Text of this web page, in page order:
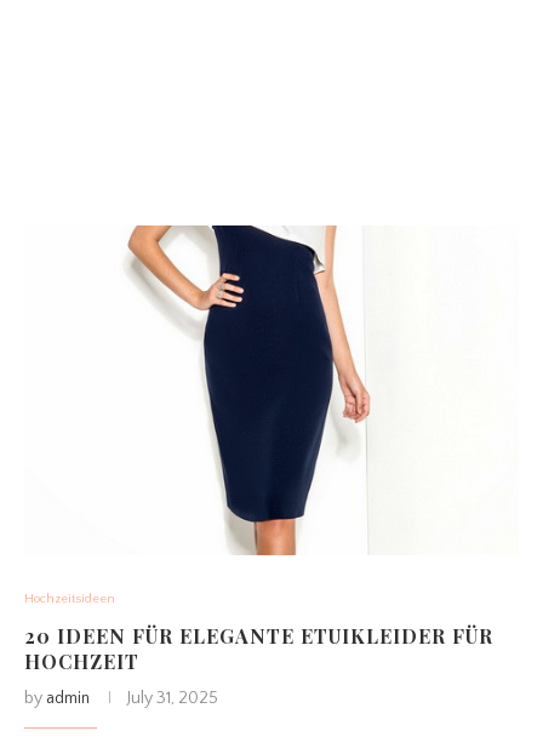
Hochzeitsideen
20 IDEEN FÜR ELEGANTE ETUIKLEIDER FÜR
HOCHZEIT
by admin July 31, 2025